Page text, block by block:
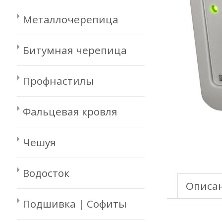
Металлочерепица
Битумная черепица
Профнастилы
Фальцевая кровля
Чешуя
Водосток
Подшивка | Софиты